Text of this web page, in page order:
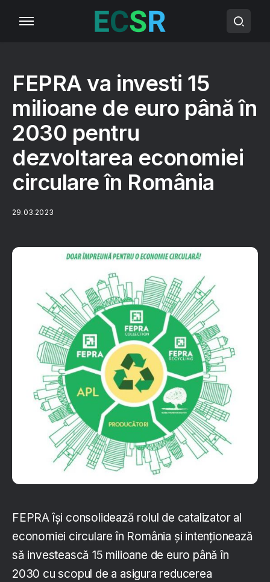
FEPRA va investi 15
milioane de euro până în
2030 pentru
dezvoltarea economiei
circulare în România
29.03.2023
FEPRA își consolidează rolul de catalizator al
economiei circulare în România și intenționează
să investească 15 milioane de euro până în
2030 cu scopul de a asigura reducerea